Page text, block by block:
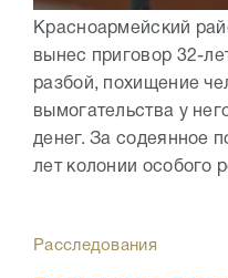
Красноармейский
вынес приговор 32-
разбой, похищение
вымогательства у
денег. За содеянное
лет колонии особого
Расследования